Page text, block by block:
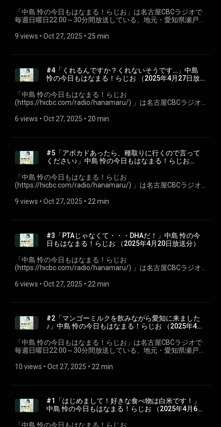
「⁠⁠中島 怜の今日もはなまる！らじお⁠⁠」は名古屋CBCラジオで
毎週日曜日22:00～30分間放送している、地元・愛知県瀬戸市
す。聴いている皆さんが、月曜日からも元気で過ごせるよう
9 views • Oct 27, 2025 • 25 min
#4「くれるんですか？くれないそうです…」中島
怜の今日もはなまる！らじお⁠⁠ （2025年4月27日放
「⁠⁠中島 怜の今日もはなまる！らじお
(https://hicbc.com/radio/hanamaru/) ⁠⁠」は名古屋CBCラジオ
市出身のシンガーソングライター「中島 怜」のラジオ番組で
す。 #CBCラジオ #中島怜 #きょうもはなまる
6 views • Oct 27, 2025 • 20 min
#5「アボカドあったら、種取りに行くので言って
ください♪」中島 怜の今日もはなまる！らじお⁠⁠
「⁠⁠中島 怜の今日もはなまる！らじお
(https://hicbc.com/radio/hanamaru/) ⁠⁠」は名古屋CBCラジオ
市出身のシンガーソングライター「中島 怜」のラジオ番組で
#CBCラジオ #中島怜 #きょうもはなまる
9 views • Oct 27, 2025 • 22 min
#3「PTAじゃなくて・・・DHAだ！」中島 怜の今
日もはなまる！らじお⁠⁠ （2025年4月20日放送分）
「⁠⁠中島 怜の今日もはなまる！らじお
(https://hicbc.com/radio/hanamaru/) ⁠⁠」は名古屋CBCラジオ
市出身のシンガーソングライター「中島 怜」のラジオ番組で
す。 #CBCラジオ #中島怜 #きょうもはなまる
6 views • Oct 27, 2025 • 22 min
#2「マンゴーミルクを飲みながら愛知に来ました
♪」中島 怜の今日もはなまる！らじお⁠⁠ （2025年4月
「⁠⁠中島 怜の今日もはなまる！らじお⁠⁠」は名古屋CBCラジオで
毎週日曜日22:00～30分間放送している、地元・愛知県瀬戸市
す。聴いている皆さんが、月曜日からも元気で過ごせるよう
10 views • Oct 27, 2025 • 22 min
#1⁠⁠「はじめまして！好きな食べ物は白米です！」
中島 怜の今日もはなまる！らじお⁠⁠ （2025年4月6日
「⁠中島 怜の今日もはなまる！らじお